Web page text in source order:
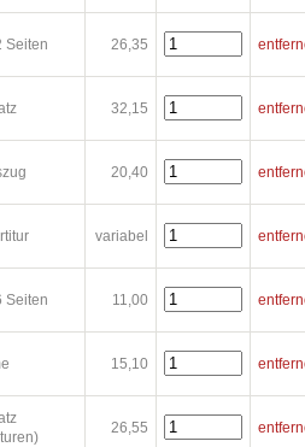
Seiten 26,35
32,15
20,40
variabel
Seiten 11,00
15,10
26,55